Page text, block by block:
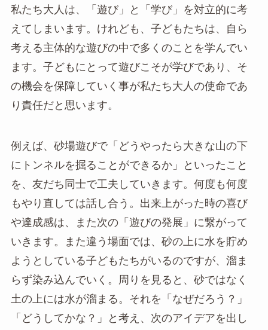
私たち大人は、「遊び」と「学び」を対立的に考
えてしまいます。けれども、子どもたちは、自ら
考える主体的な遊びの中で多くのことを学んでい
ます。子どもにとって遊びこそが学びであり、そ
の機会を保障していく事が私たち大人の使命であ
り責任だと思います。
例えば、砂場遊びで「どうやったら大きな山の下
にトンネルを掘ることができるか」といったこと
を、友だち同士で工夫していきます。何度も何度
もやり直しては話し合う。出来上がった時の喜び
や達成感は、また次の「遊びの発展」に繋がって
いきます。また違う場面では、砂の上に水を貯め
ようとしている子どもたちがいるのですが、溜ま
らず染み込んでいく。周りを見ると、砂ではなく
土の上には水が溜まる。それを「なぜだろう？」
「どうしてかな？」と考え、次のアイデアを出し